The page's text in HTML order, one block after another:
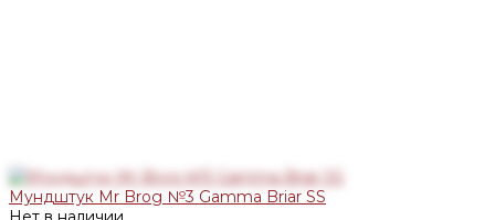
Мундштук Mr Brog №3 Gamma Briar SS